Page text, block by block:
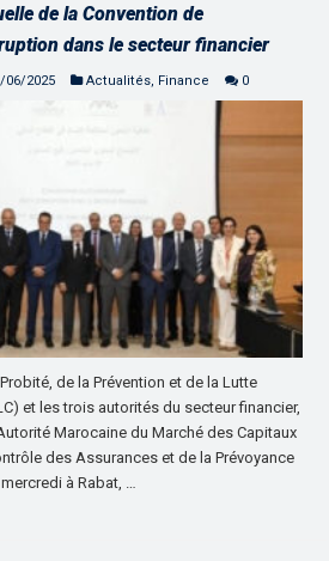
de la Convention de
dans le secteur financier
06/2025 Actualités, Finance 0
de la Prévention et de la Lutte
et les trois autorités du secteur financier,
Marocaine du Marché des Capitaux
des Assurances et de la Prévoyance
à Rabat, …